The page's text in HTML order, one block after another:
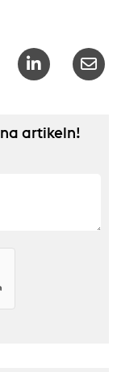
artikeln!